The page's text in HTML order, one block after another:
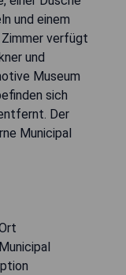
und einem
verfügt
und
Museum
sich
Der
Municipal